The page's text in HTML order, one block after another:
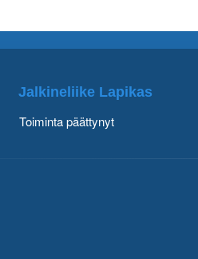
Jalkineliike Lapikas
Toiminta päättynyt